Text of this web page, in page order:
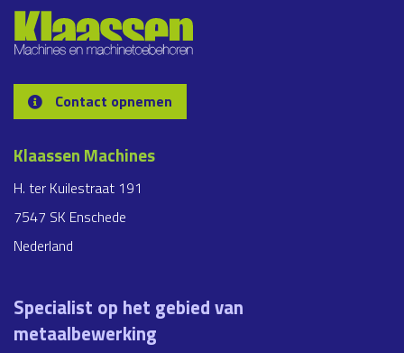
Contact opnemen
Klaassen Machines
H. ter Kuilestraat 191
7547 SK Enschede
Nederland
Specialist op het gebied van
metaalbewerking